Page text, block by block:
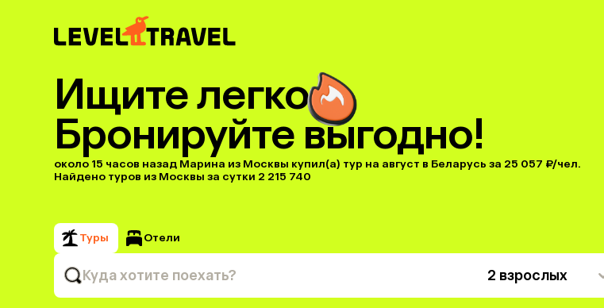
Ищите легко
Бронируйте выгодно!
около 15 часов назад Марина из Москвы купил(a) тур на август в Беларусь за 25 057 ₽/чел.
Найдено туров из Москвы за сутки 2 215 740
Туры Отели
Куда хотите поехать? 2 взрослых